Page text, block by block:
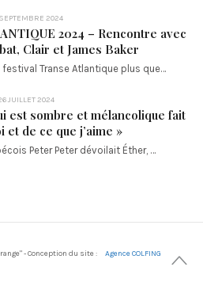
2024
2024 – Rencontre avec
Clair et James Baker
Transe Atlantique plus que…
JUILLET 2024
est sombre et mélancolique fait
et de ce que j’aime »
Peter Peter dévoilait Éther, …
- Conception du site : Agence COLFING